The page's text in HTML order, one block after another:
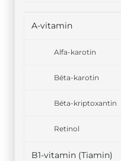
A-vitamin
Alfa-karotin
Béta-karotin
Béta-kriptoxantin
Retinol
B1-vitamin (Tiamin)